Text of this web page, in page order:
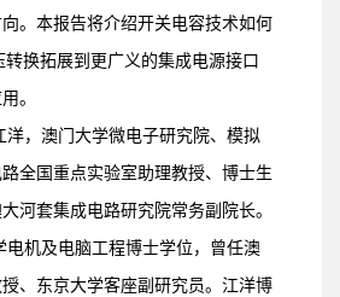
。本报告将介绍开关电容技术如何
转换拓展到更广义的集成电源接口
。
洋，澳门大学微电子研究院、模拟
全国重点实验室助理教授、博士生
河套集成电路研究院常务副院长。
机及电脑工程博士学位，曾任澳
、东京大学客座副研究员。江洋博